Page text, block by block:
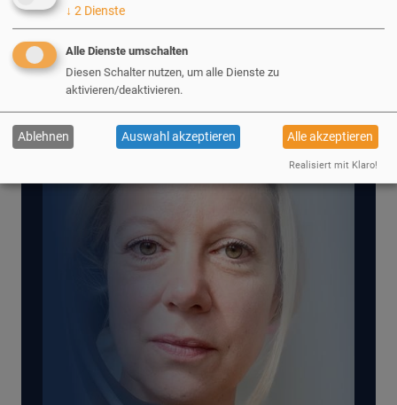
Die Schnittstelle zwischen Kunde und
Team, gute Zuhörer und der Kopf
eines jeden größeren Projekts: die IT-
Projektmanager:innen.
↓ 2 Dienste
Alle Dienste umschalten
Diesen Schalter nutzen, um alle Dienste zu
aktivieren/deaktivieren.
Ablehnen Auswahl akzeptieren Alle akzeptieren
Realisiert mit Klaro!